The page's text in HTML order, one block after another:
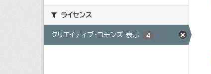
ライセンス
クリエイティブ・コモンズ 表示 4